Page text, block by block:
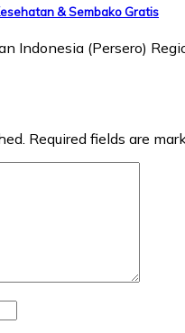
& Sembako Gratis
Indonesia (Persero)
Required fields are